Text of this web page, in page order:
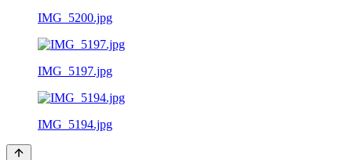
IMG_5200.jpg
IMG_5197.jpg
IMG_5194.jpg